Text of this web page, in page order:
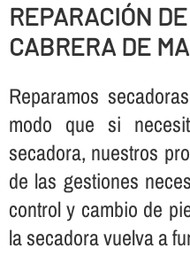
REPARACIÓN
CABRERA DE
Reparamos
modo que si
secadora, nuestros
de las gestiones
control y cambio de
la secadora vuelva a